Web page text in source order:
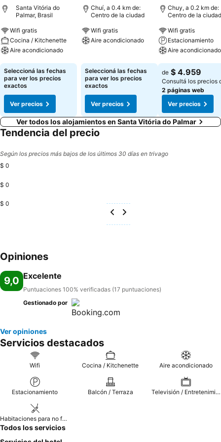
Santa Vitória do
Palmar, Brasil
Wifi gratis
Cocina / Kitchenette
Aire acondicionado
Ver precios
Seleccioná las fechas
para ver los precios
exactos
Ver precios
Chuí, a 0.4 km de:
Centro de la ciudad
Wifi gratis
Aire acondicionado
Seleccioná las fechas
para ver los precios
exactos
Ver precios
Chuy, a 0.2 km de:
Centro de la ciudad
Wifi gratis
Estacionamiento
Aire acondicionado
Ver precios
de $ 4.959
Consultá los precios
2 páginas web
Ver precios
Ver todos los alojamientos en Santa Vitória do Palmar
Tendencia del precio
Según los precios más bajos de los últimos 30 días en trivago
$ 0
$ 0
$ 0
Opiniones
9,0 Excelente
Puntuaciones 100% verificadas (17 puntuaciones)
Gestionado por
Ver opiniones
Servicios destacados
Wifi Cocina / Kitchenette Aire acondicionado
Estacionamiento Balcón / Terraza Televisión / Entretenimiento
Habitaciones para no fumadores
Todos los servicios